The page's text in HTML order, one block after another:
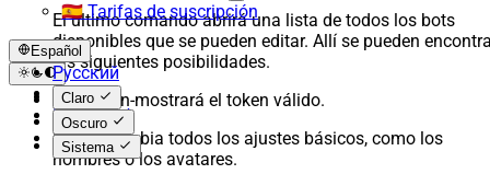
🇪🇸 Tarifas de suscripción
Español
Русский
English
Español
Claro
Oscuro
Sistema
El último comando abrirá una lista de todos los bots
disponibles que se pueden editar. Allí se pueden
las siguientes posibilidades.
API Token-mostrará el token válido.
Editar: cambia todos los ajustes básicos, como los
nombres o los avatares.